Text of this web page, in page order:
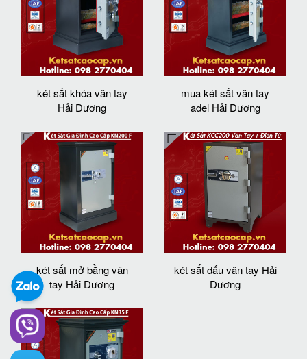
két sắt khóa vân tay
Hải Dương
mua két sắt vân tay
adel Hải Dương
két sắt mở bằng vân
tay Hải Dương
két sắt dấu vân tay Hải
Dương